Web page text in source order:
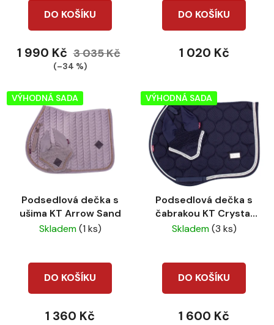
DO KOŠÍKU
1 990 Kč 3 035 Kč
(–34 %)
DO KOŠÍKU
1 020 Kč
VÝHODNÁ SADA
Podsedlová dečka s
ušima KT Arrow Sand
Skladem(1 ks)
DO KOŠÍKU
1 360 Kč
VÝHODNÁ SADA
Podsedlová dečka s
čabrakou KT Crystal
navy
Skladem(3 ks)
DO KOŠÍKU
1 600 Kč